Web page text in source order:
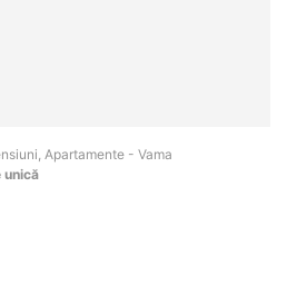
Apartamente - Vama
unică